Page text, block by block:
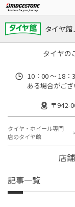
タイヤ館
タイヤの
10：00 ～ 18
ある場合がご
〒942-
タイヤ・ホイール専門
店のタイヤ館
店
記事一覧